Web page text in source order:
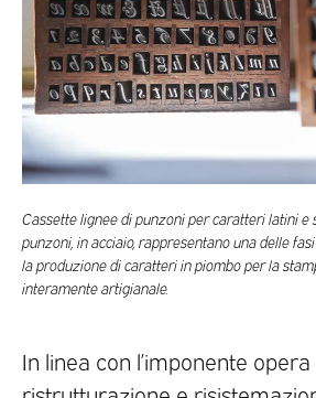
Cassette lignee di punzoni per caratteri latini e
punzoni, in acciaio, rappresentano una delle
la produzione di caratteri in piombo per la
interamente artigianale.
In linea con l’imponente opera